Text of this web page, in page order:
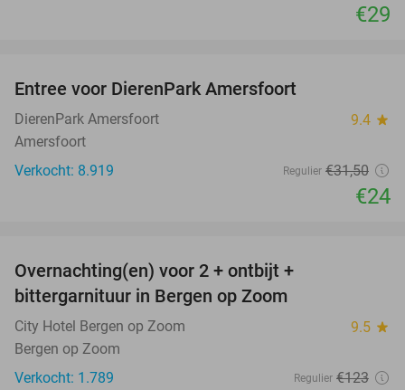
€29
Entree voor DierenPark Amersfoort
DierenPark Amersfoort 9.4 star
Amersfoort
Verkocht: 8.919
Regulier €31,50
€24
Overnachting(en) voor 2 + ontbijt +
bittergarnituur in Bergen op Zoom
City Hotel Bergen op Zoom 9.5 star
Bergen op Zoom
Verkocht: 1.789
Regulier €123